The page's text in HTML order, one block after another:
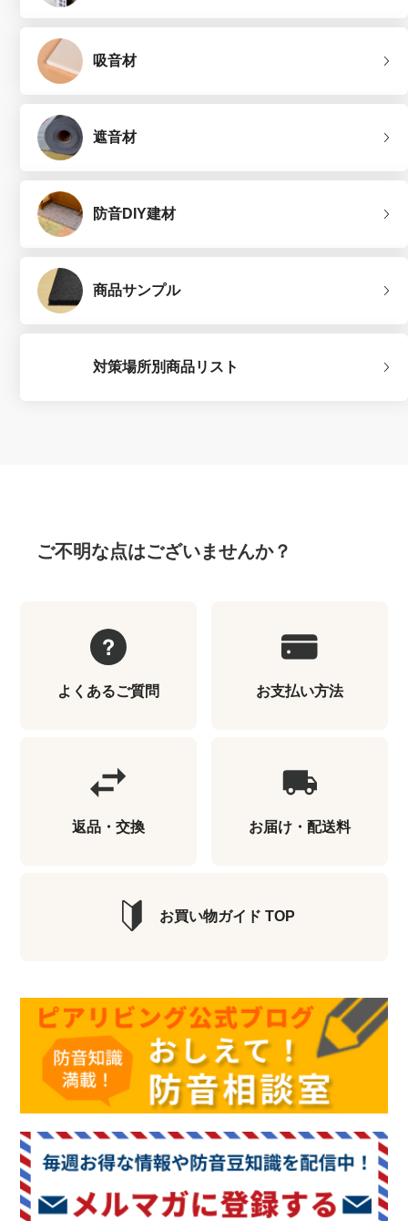
吸音材
遮音材
防音DIY建材
商品サンプル
対策場所別商品リスト
ご不明な点はございませんか？
よくあるご質問 お支払い方法
返品・交換 お届け・配送料
お買い物ガイド TOP